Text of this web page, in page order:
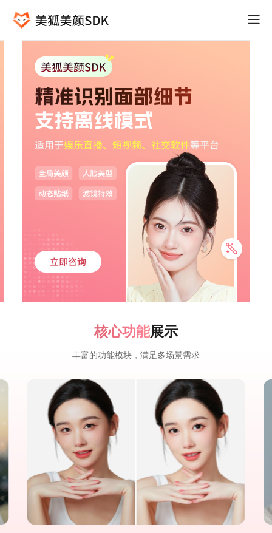
核心功能展示
丰富的功能模块，满足多场景需求